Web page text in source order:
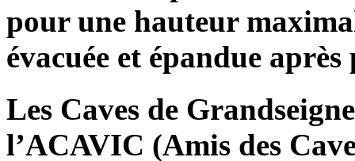
pour une hauteur
évacuée et épandue
Les Caves de
l’ACAVIC (Amis des